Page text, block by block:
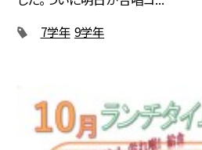
7学年 9学年